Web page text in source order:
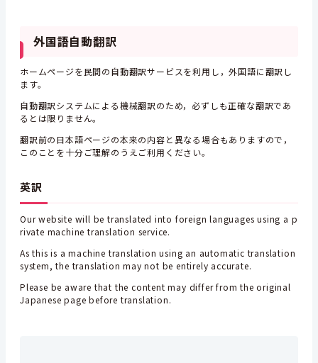
外国語自動翻訳
ホームページを民間の自動翻訳サービスを利用し，外国語に翻訳し
ます。
自動翻訳システムによる機械翻訳のため，必ずしも正確な翻訳であ
るとは限りません。
翻訳前の日本語ページの本来の内容と異なる場合もありますので，
このことを十分ご理解のうえご利用ください。
英訳
Our website will be translated into foreign languages using a p
rivate machine translation service.
As this is a machine translation using an automatic translation
system, the translation may not be entirely accurate.
Please be aware that the content may differ from the original
Japanese page before translation.